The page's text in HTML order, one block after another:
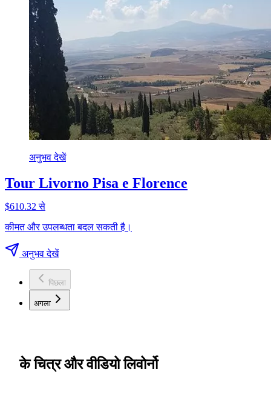
अनुभव देखें
Tour Livorno Pisa e Florence
$610.32 से
कीमत और उपलब्धता बदल सकती है।
अनुभव देखें
पिछला
अगला
के चित्र और वीडियो लिवोर्नो